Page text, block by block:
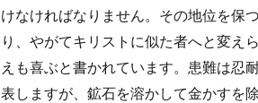
けなければなりません。その地位を保
り、やがてキリストに似た者へと変え
えも喜ぶと書かれています。患難は忍
表しますが、鉱石を溶かして金かすを